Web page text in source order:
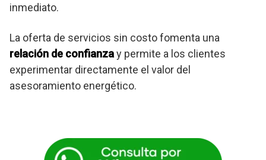
inmediato.
La oferta de servicios sin costo fomenta una
relación de confianzay permite a los clientes
experimentar directamente el valor del
asesoramiento energético.